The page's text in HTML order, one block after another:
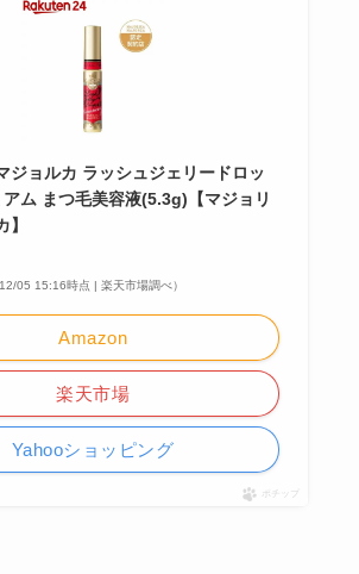
ジョルカ ラッシュジェリードロッ
ム まつ毛美容液(5.3g)【マジョリ
05 15:16時点 | 楽天市場調べ）
Amazon
楽天市場
Yahooショッピング
ポチップ